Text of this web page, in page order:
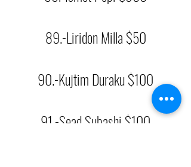
89.-Liridon Milla $50
90.-Kujtim Duraku $100
91.-Sead Subashi $100